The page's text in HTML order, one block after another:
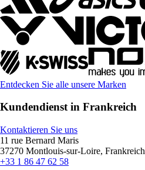
Entdecken Sie alle unsere Marken
Kundendienst in Frankreich
Kontaktieren Sie uns
11 rue Bernard Maris
37270 Montlouis-sur-Loire, Frankreich
+33 1 86 47 62 58